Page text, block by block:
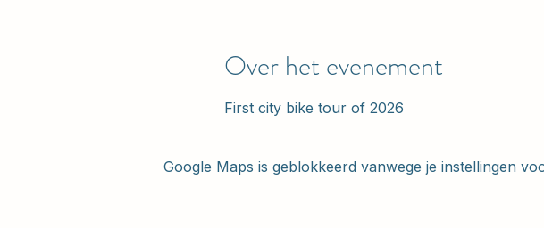
Over het evenement
First city bike tour of 2026
Google Maps is geblokkeerd vanwege je instellingen